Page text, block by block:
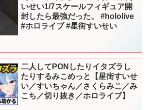
いせい1/7スケールフィギュア開
封したら最強だった。 #hololive
#ホロライブ #星街すいせい
二人してPONしたりイタズラし
たりするみこめっと【星街すいせ
い／すいちゃん／さくらみこ／み
こち／切り抜き／ホロライブ】